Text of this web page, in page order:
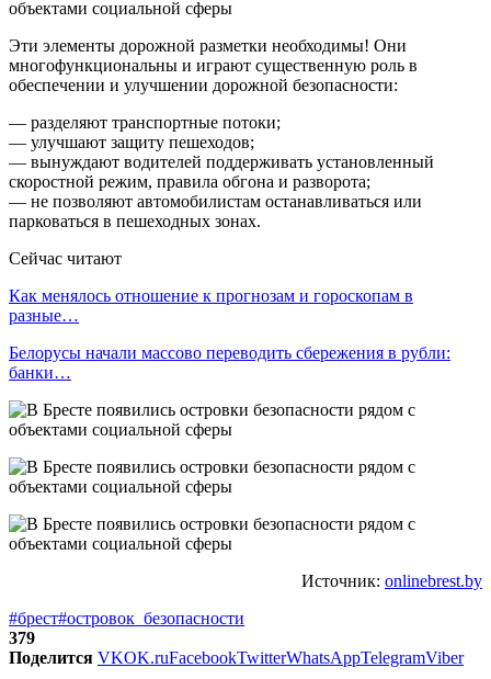
Эти элементы дорожной разметки необходимы! Они
многофункциональны и играют существенную роль в
обеспечении и улучшении дорожной безопасности:
— разделяют транспортные потоки;
— улучшают защиту пешеходов;
— вынуждают водителей поддерживать установленный
скоростной режим, правила обгона и разворота;
— не позволяют автомобилистам останавливаться или
парковаться в пешеходных зонах.
Сейчас читают
Как менялось отношение к прогнозам и гороскопам в
разные…
Белорусы начали массово переводить сбережения в рубли:
банки…
Источник: onlinebrest.by
#брест#островок_безопасности
379
Поделится VKOK.ruFacebookTwitterWhatsAppTelegramViber